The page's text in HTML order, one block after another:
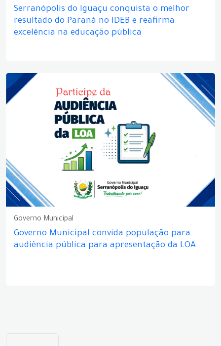
Serranópolis do Iguaçu conquista o melhor
resultado do Paraná no IDEB e reafirma
excelência na educação pública
Governo Municipal
Governo Municipal convida população para
audiência pública para apresentação da LOA